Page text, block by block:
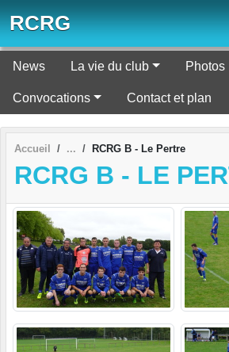
RCRG
News La vie du club Photos
Convocations Contact et plan
Accueil RCRG B - Le Pertre
RCRG B - LE